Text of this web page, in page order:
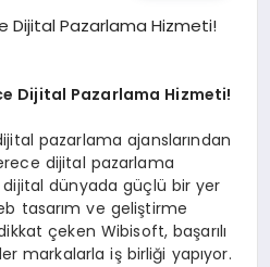
Dijital Pazarlama Hizmeti!
pazarlama ajanslarından
dijital pazarlama
dünyada güçlü bir yer
tasarım ve geliştirme
çeken Wibisoft, başarılı
markalarla iş birliği yapıyor.